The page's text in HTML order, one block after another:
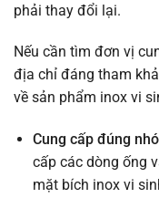
phải thay đổi lại.
Nếu cần tìm đơn vị
địa chỉ đáng tham
về sản phẩm inox vi
Cung cấp đúng
cấp các dòng ống
mặt bích inox vi